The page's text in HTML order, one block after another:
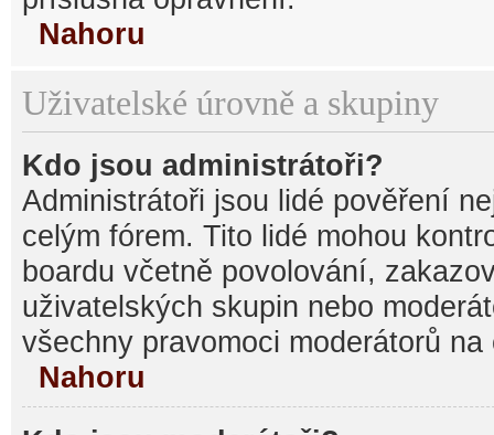
Nahoru
Uživatelské úrovně a skupiny
Kdo jsou administrátoři?
Administrátoři jsou lidé pověření
celým fórem. Tito lidé mohou
boardu včetně povolování,
uživatelských skupin nebo
všechny pravomoci moderátorů na
Nahoru